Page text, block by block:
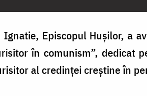
Episcopul Hușilor, a
în comunism”, dedicat
al credinței creștine în